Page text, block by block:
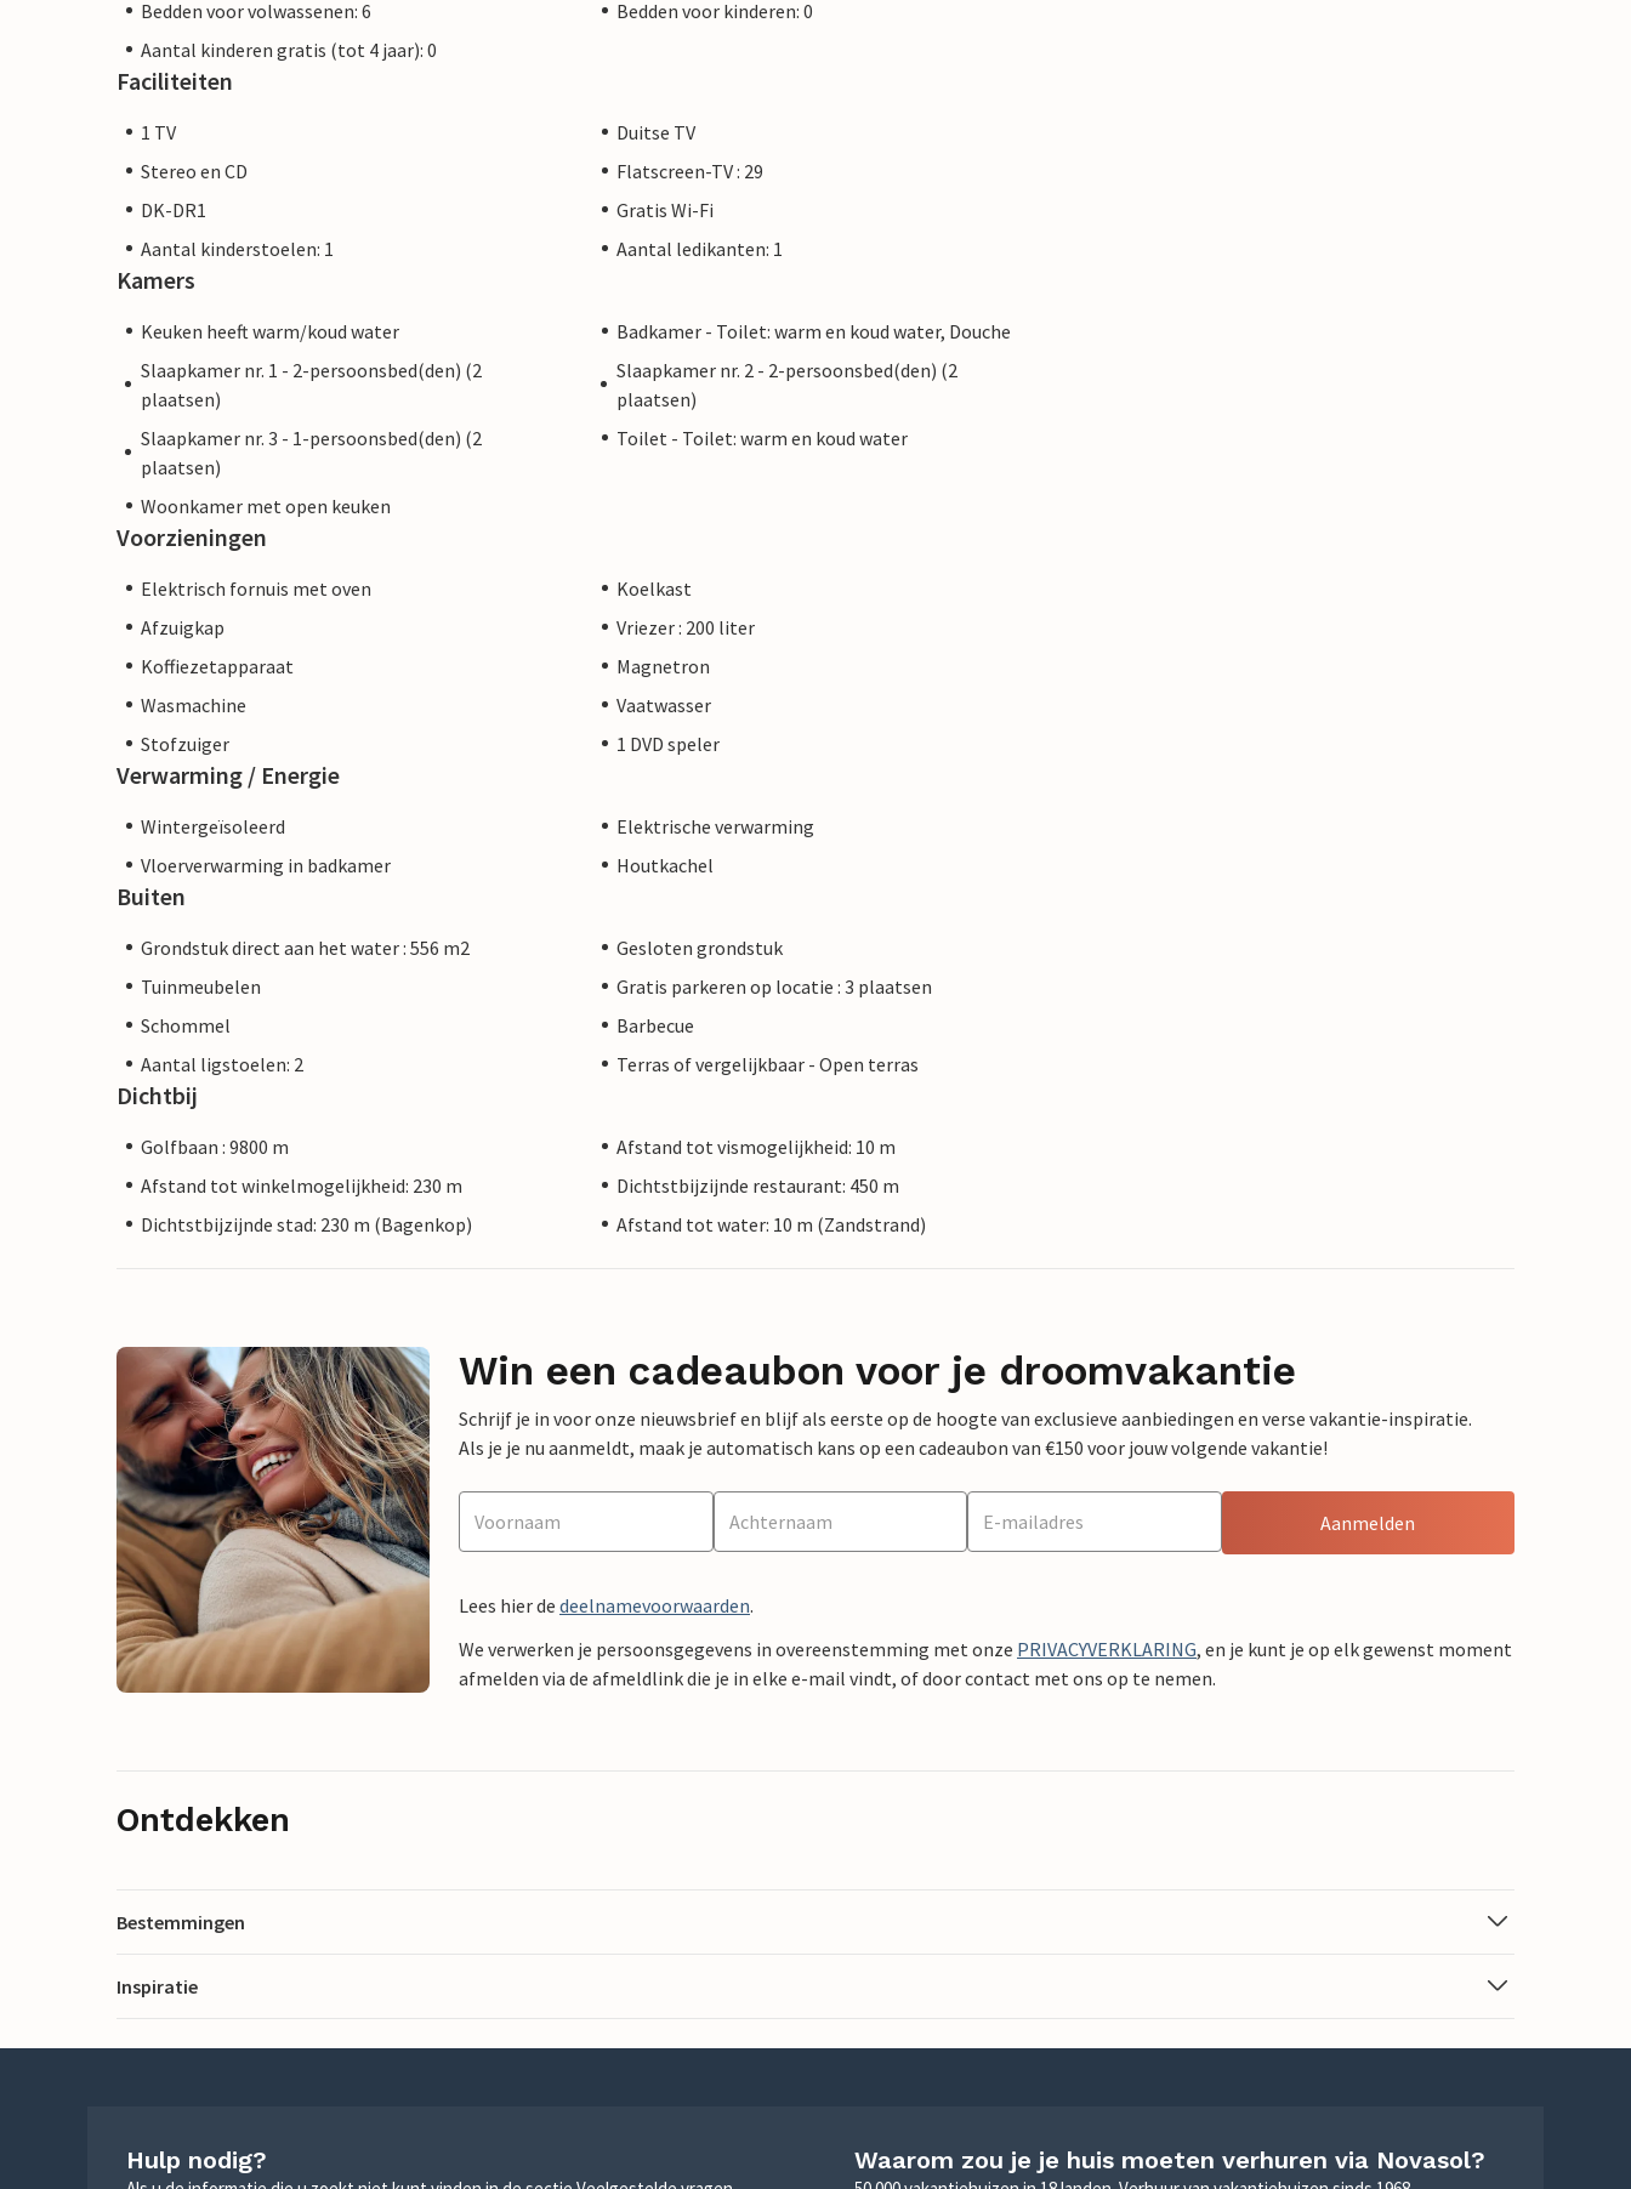
Bedden voor volwassenen: 6
Bedden voor kinderen: 0
Aantal kinderen gratis (tot 4 jaar): 0
Faciliteiten
1 TV
Duitse TV
Stereo en CD
Flatscreen-TV : 29
DK-DR1
Gratis Wi-Fi
Aantal kinderstoelen: 1
Aantal ledikanten: 1
Kamers
Keuken heeft warm/koud water
Badkamer - Toilet: warm en koud water, Douche
Slaapkamer nr. 1 - 2-persoonsbed(den) (2
plaatsen)
Slaapkamer nr. 2 - 2-persoonsbed(den) (2
plaatsen)
Slaapkamer nr. 3 - 1-persoonsbed(den) (2
plaatsen)
Toilet - Toilet: warm en koud water
Woonkamer met open keuken
Voorzieningen
Elektrisch fornuis met oven
Koelkast
Afzuigkap
Vriezer : 200 liter
Koffiezetapparaat
Magnetron
Wasmachine
Vaatwasser
Stofzuiger
1 DVD speler
Verwarming / Energie
Wintergeïsoleerd
Elektrische verwarming
Vloerverwarming in badkamer
Houtkachel
Buiten
Grondstuk direct aan het water : 556 m2
Gesloten grondstuk
Tuinmeubelen
Gratis parkeren op locatie : 3 plaatsen
Schommel
Barbecue
Aantal ligstoelen: 2
Terras of vergelijkbaar - Open terras
Dichtbij
Golfbaan : 9800 m
Afstand tot vismogelijkheid: 10 m
Afstand tot winkelmogelijkheid: 230 m
Dichtstbijzijnde restaurant: 450 m
Dichtstbijzijnde stad: 230 m (Bagenkop)
Afstand tot water: 10 m (Zandstrand)
Win een cadeaubon voor je droomvakantie
Schrijf je in voor onze nieuwsbrief en blijf als eerste op de hoogte van exclusieve aanbiedingen en verse vakantie-inspiratie.
Als je je nu aanmeldt, maak je automatisch kans op een cadeaubon van €150 voor jouw volgende vakantie!
Aanmelden
Lees hier de deelnamevoorwaarden.
We verwerken je persoonsgegevens in overeenstemming met onze PRIVACYVERKLARING, en je kunt je op elk gewenst moment
afmelden via de afmeldlink die je in elke e-mail vindt, of door contact met ons op te nemen.
Ontdekken
Bestemmingen
Inspiratie
Hulp nodig? Waarom zou je je huis moeten verhuren via Novasol?